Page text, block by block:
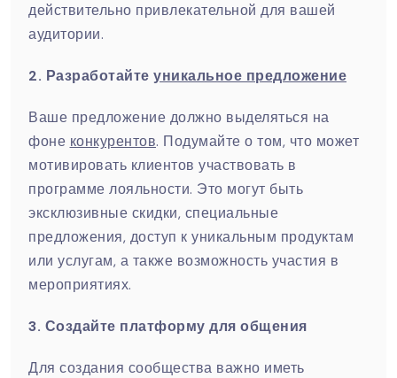
действительно привлекательной для вашей
аудитории.
2. Разработайте уникальное предложение
Ваше предложение должно выделяться на
фоне конкурентов. Подумайте о том, что может
мотивировать клиентов участвовать в
программе лояльности. Это могут быть
эксклюзивные скидки, специальные
предложения, доступ к уникальным продуктам
или услугам, а также возможность участия в
мероприятиях.
3. Создайте платформу для общения
Для создания сообщества важно иметь